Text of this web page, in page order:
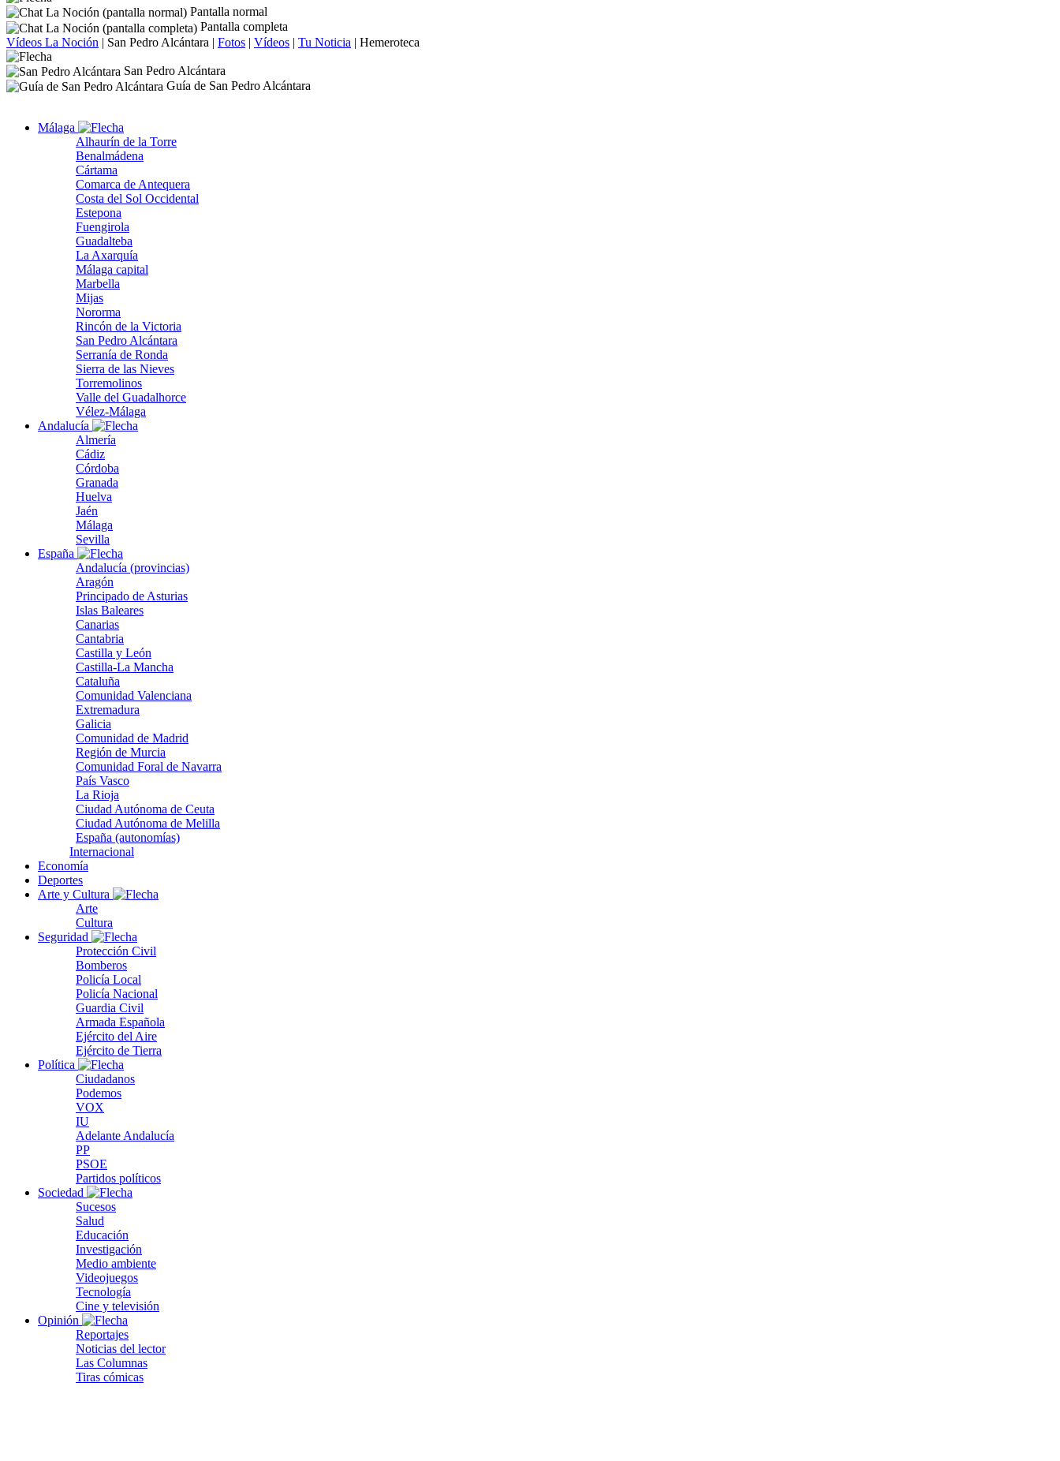
Pantalla normal
Pantalla completa
Vídeos La Noción | San Pedro Alcántara | Fotos | Vídeos | Tu Noticia | Hemeroteca
San Pedro Alcántara
Guía de San Pedro Alcántara
Málaga
Alhaurín de la Torre
Benalmádena
Cártama
Comarca de Antequera
Costa del Sol Occidental
Estepona
Fuengirola
Guadalteba
La Axarquía
Málaga capital
Marbella
Mijas
Nororma
Rincón de la Victoria
San Pedro Alcántara
Serranía de Ronda
Sierra de las Nieves
Torremolinos
Valle del Guadalhorce
Vélez-Málaga
Andalucía
Almería
Cádiz
Córdoba
Granada
Huelva
Jaén
Málaga
Sevilla
España
Andalucía (provincias)
Aragón
Principado de Asturias
Islas Baleares
Canarias
Cantabria
Castilla y León
Castilla-La Mancha
Cataluña
Comunidad Valenciana
Extremadura
Galicia
Comunidad de Madrid
Región de Murcia
Comunidad Foral de Navarra
País Vasco
La Rioja
Ciudad Autónoma de Ceuta
Ciudad Autónoma de Melilla
España (autonomías)
Internacional
Economía
Deportes
Arte y Cultura
Arte
Cultura
Seguridad
Protección Civil
Bomberos
Policía Local
Policía Nacional
Guardia Civil
Armada Española
Ejército del Aire
Ejército de Tierra
Política
Ciudadanos
Podemos
VOX
IU
Adelante Andalucía
PP
PSOE
Partidos políticos
Sociedad
Sucesos
Salud
Educación
Investigación
Medio ambiente
Videojuegos
Tecnología
Cine y televisión
Opinión
Reportajes
Noticias del lector
Las Columnas
Tiras cómicas